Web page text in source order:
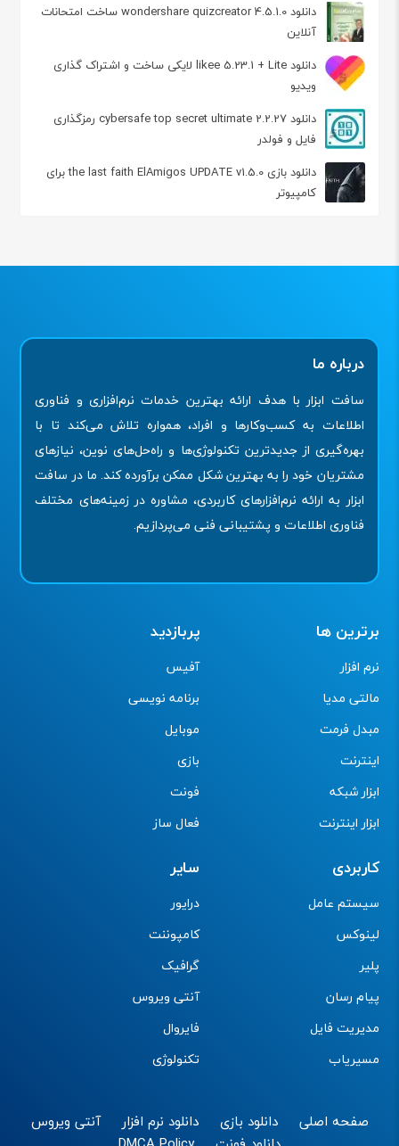
دانلود wondershare quizcreator 4.5.1.0 ساخت امتحانات
آنلاین
دانلود likee 5.23.1 + Lite لایکی ساخت و اشتراک گذاری
ویدیو
دانلود cybersafe top secret ultimate 2.2.27 رمزگذاری
فایل و فولدر
دانلود بازی the last faith ElAmigos UPDATE v1.5.0 برای
کامپیوتر
درباره ما
سافت ابزار با هدف ارائه بهترین خدمات نرم‌افزاری و فناوری
اطلاعات به کسب‌وکارها و افراد، همواره تلاش می‌کند تا با
بهره‌گیری از جدیدترین تکنولوژی‌ها و راه‌حل‌های نوین، نیازهای
مشتریان خود را به بهترین شکل ممکن برآورده کند. ما در سافت
ابزار به ارائه نرم‌افزارهای کاربردی، مشاوره در زمینه‌های مختلف
فناوری اطلاعات و پشتیبانی فنی می‌پردازیم.
برترین ها
نرم افزار
مالتی مدیا
مبدل فرمت
اینترنت
ابزار شبکه
ابزار اینترنت
پربازدید
آفیس
برنامه نویسی
موبایل
بازی
فونت
فعال ساز
کاربردی
سیستم عامل
لینوکس
پلیر
پیام رسان
مدیریت فایل
مسیریاب
سایر
درایور
کامپوننت
گرافیک
آنتی ویروس
فایروال
تکنولوژی
صفحه اصلی دانلود بازی دانلود نرم افزار
آنتی ویروس